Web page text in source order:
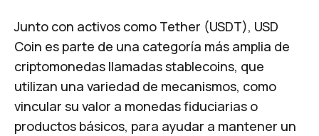
Junto con activos como Tether (USDT), USD
Coin es parte de una categoría más amplia de
criptomonedas llamadas stablecoins, que
utilizan una variedad de mecanismos, como
vincular su valor a monedas fiduciarias o
productos básicos, para ayudar a mantener un